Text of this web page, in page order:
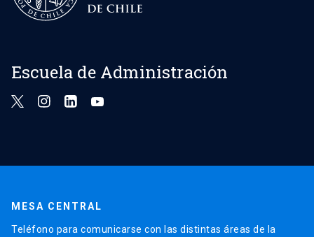
Escuela de Administración
MESA CENTRAL
Teléfono para comunicarse con las distintas áreas de la